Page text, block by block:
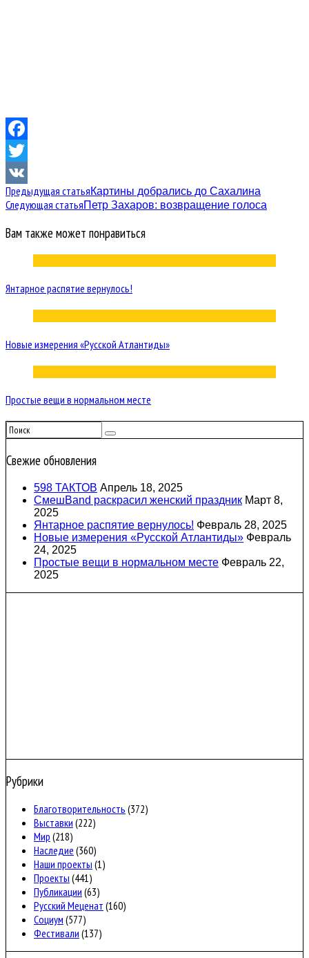
Facebook
Twitter
VK
Предыдущая статьяКартины добрались до Сахалина
Следующая статьяПетр Захаров: возвращение голоса
Вам также может понравиться
Янтарное распятие вернулось!
Новые измерения «Русской Атлантиды»
Простые вещи в нормальном месте
Свежие обновления
598 ТАКТОВ Апрель 18, 2025
СмешBand раскрасил женский праздник Март 8,
2025
Янтарное распятие вернулось! Февраль 28, 2025
Новые измерения «Русской Атлантиды» Февраль
24, 2025
Простые вещи в нормальном месте Февраль 22,
2025
Рубрики
Благотворительность (372)
Выставки (222)
Мир (218)
Наследие (360)
Наши проекты (1)
Проекты (441)
Публикации (63)
Русский Меценат (160)
Социум (577)
Фестивали (137)